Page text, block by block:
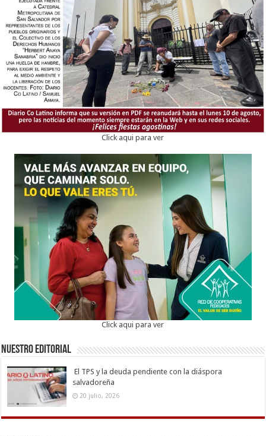
Click aqui para ver
Click aqui para ver
Nuestro Editorial
El TPS y la deuda pendiente con la diáspora
salvadoreña
20 julio, 2026